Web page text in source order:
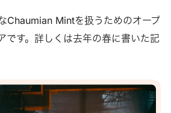
Chaumian Mintを扱うためのオープ
です。詳しくは去年の春に書いた記